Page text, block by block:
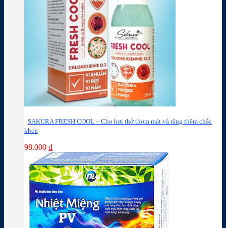
SAKURA FRESH COOL – Cho hơi thở thơm mát và răng thêm chắc
khỏe
98.000 ₫